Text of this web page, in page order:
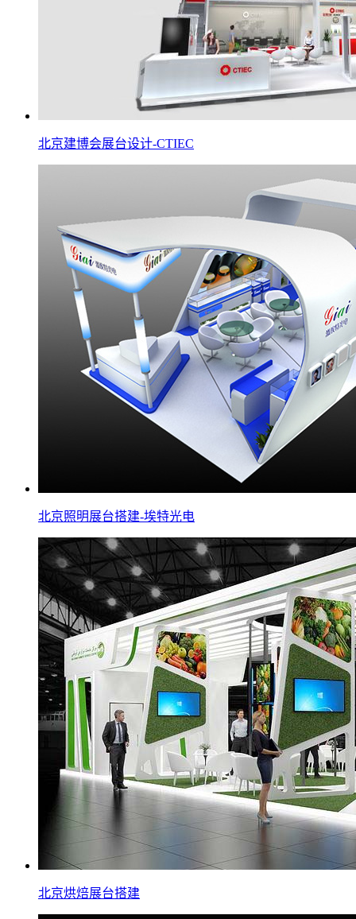
北京建博会展台设计-CTIEC
北京照明展台搭建-埃特光电
北京烘焙展台搭建